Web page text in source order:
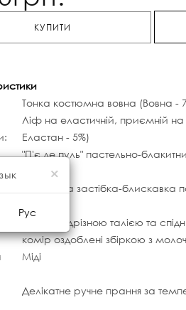
КУПИТИ
Тонка костюмна вовна (Вовна -
Ліф на еластичній, приємній на
Еластан - 5%)
"П'є де пуль" пастельно-
Короткий
Потаємна застібка-
Сукня з відрізною талією та
комір оздоблені збіркою з
Міді
Делікатне ручне прання за
×
Рус